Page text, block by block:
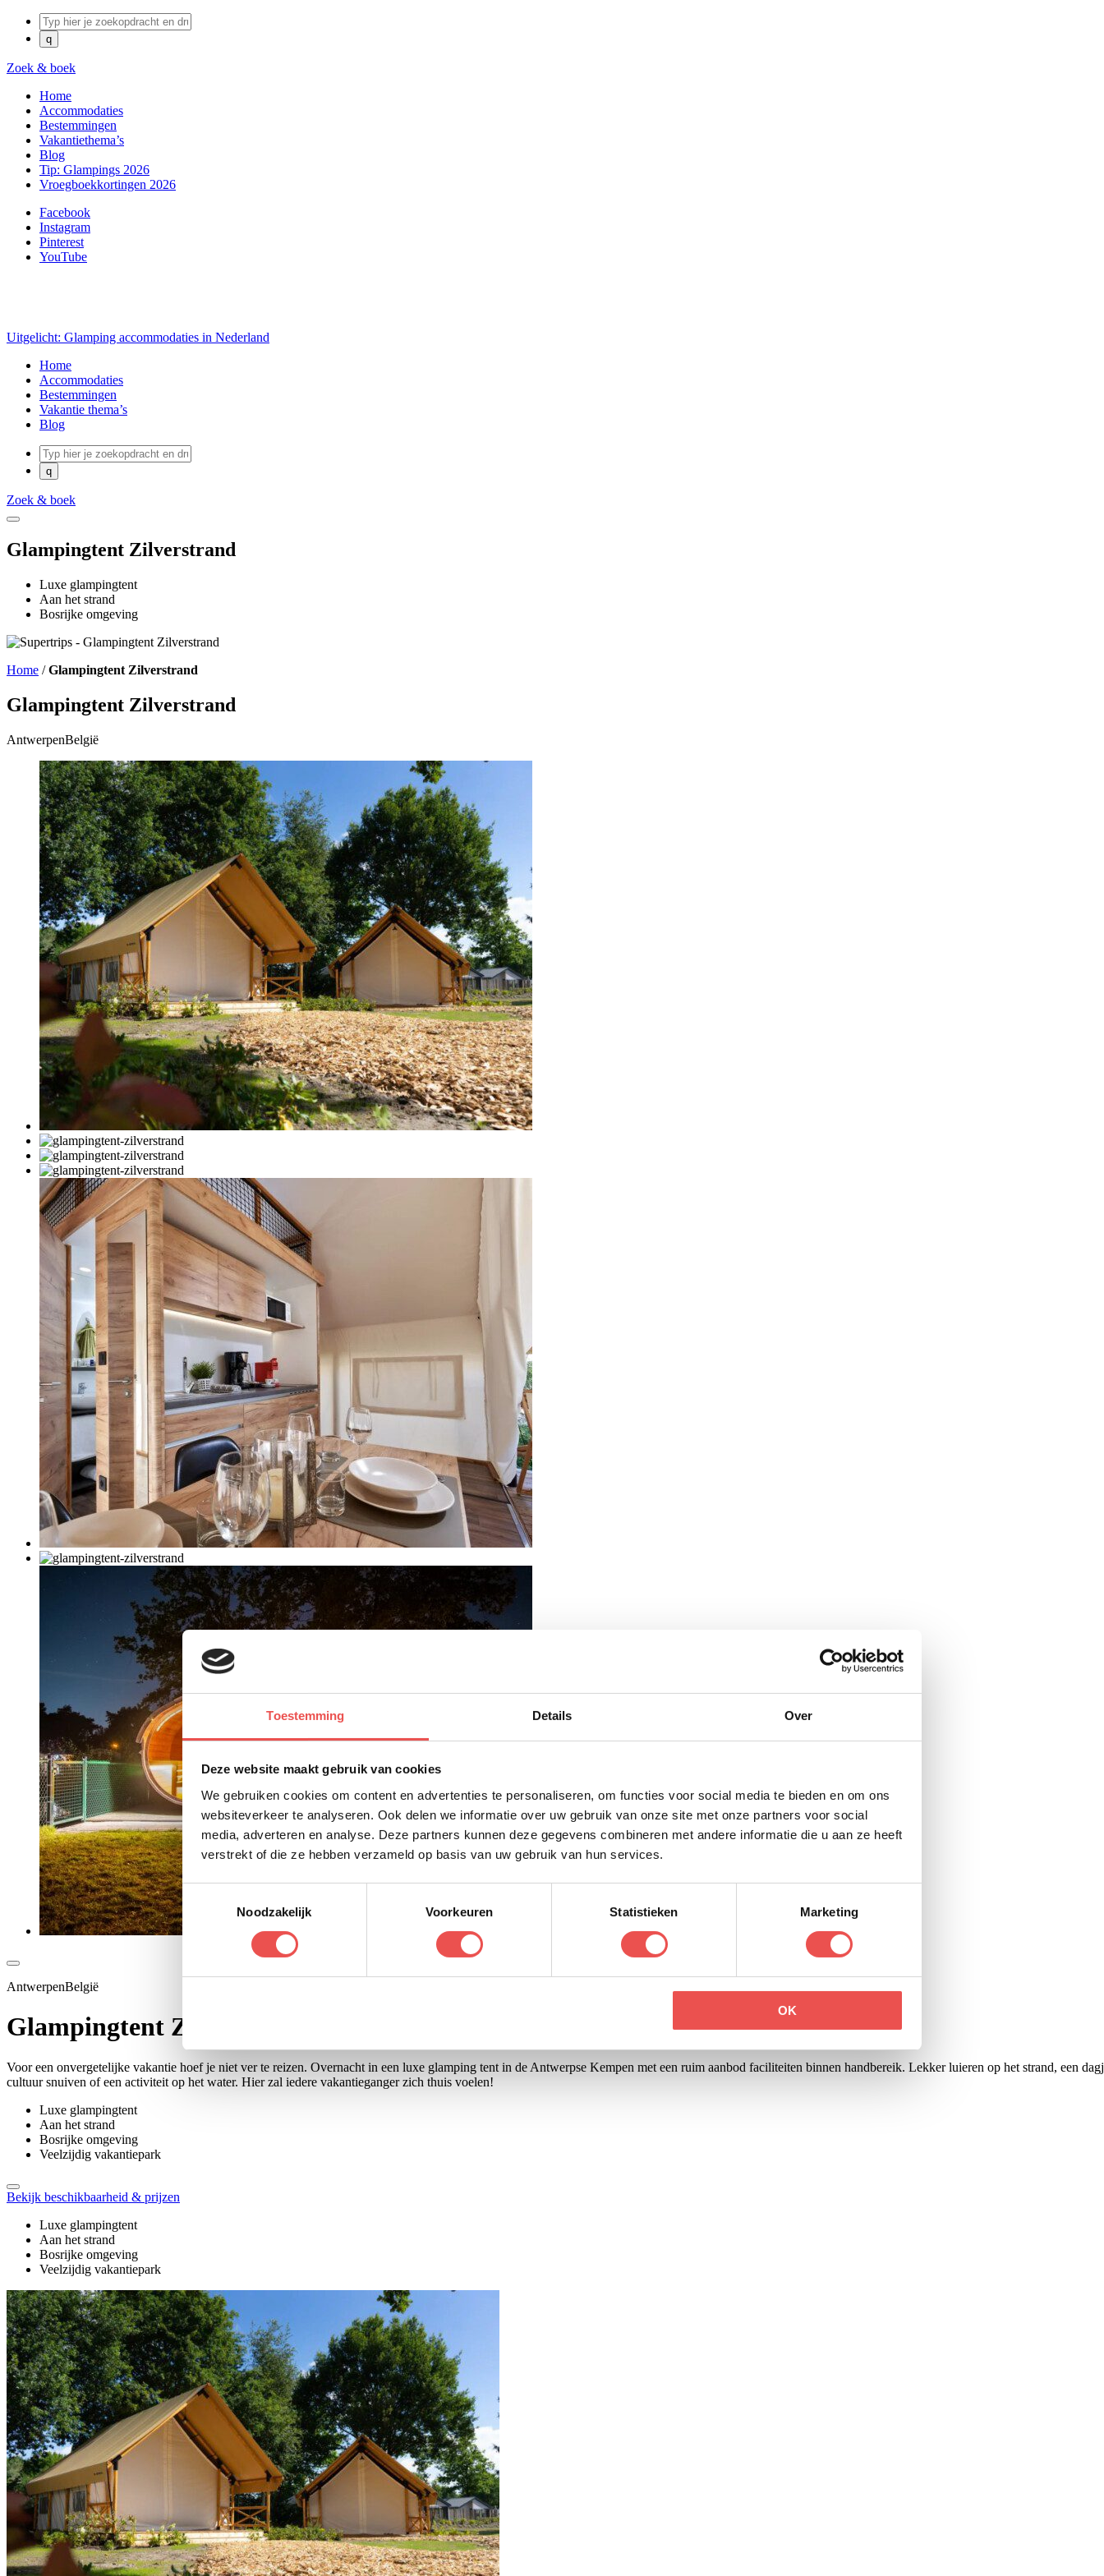
Toestemming Details Over
Deze website maakt gebruik van cookies
We gebruiken cookies om content en advertenties te personaliseren, om functies voor social media te bieden en om ons
websiteverkeer te analyseren. Ook delen we informatie over uw gebruik van onze site met onze partners voor social
media, adverteren en analyse. Deze partners kunnen deze gegevens combineren met andere informatie die u aan ze heeft
verstrekt of die ze hebben verzameld op basis van uw gebruik van hun services.
Toestemmingsselectie
Noodzakelijk
Voorkeuren Statistieken Marketing
OK
Zoek & boek
Home
Accommodaties
Bestemmingen
Vakantiethema’s
Blog
Tip: Glampings 2026
Vroegboekkortingen 2026
Facebook
Instagram
Pinterest
YouTube
Uitgelicht: Glamping accommodaties in Nederland
Home
Accommodaties
Bestemmingen
Vakantie thema’s
Blog
Zoek & boek
Glampingtent Zilverstrand
Luxe glampingtent
Aan het strand
Bosrijke omgeving
Home /Glampingtent Zilverstrand
Glampingtent Zilverstrand
AntwerpenBelgië
AntwerpenBelgië
Glampingtent Zilverstrand
Voor een onvergetelijke vakantie hoef je niet ver te reizen. Overnacht in een luxe glamping tent in de Antwerpse Kempen met een ruim aanbod faciliteiten binnen handbereik. Lekker luieren op het strand, een
cultuur snuiven of een activiteit op het water. Hier zal iedere vakantieganger zich thuis voelen!
Luxe glampingtent
Aan het strand
Bosrijke omgeving
Veelzijdig vakantiepark
Bekijk beschikbaarheid & prijzen
Luxe glampingtent
Aan het strand
Bosrijke omgeving
Veelzijdig vakantiepark